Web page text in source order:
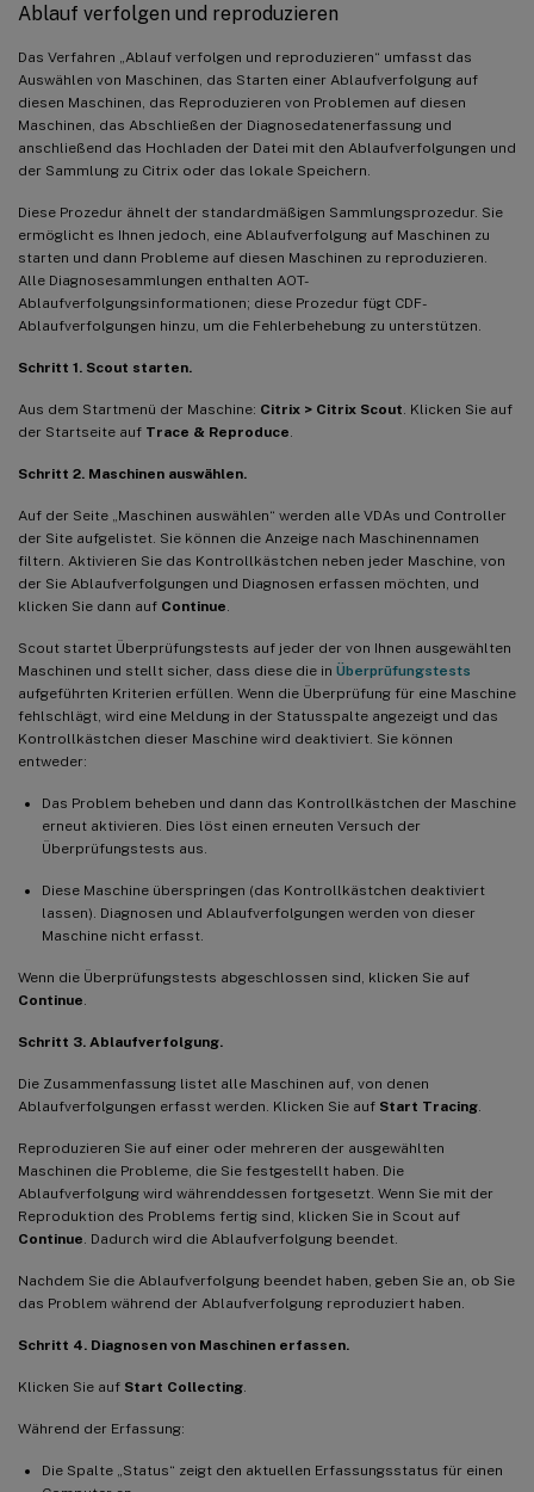
Ablauf verfolgen und reproduzieren
Das Verfahren „Ablauf verfolgen und reproduzieren“ umfasst das
Auswählen von Maschinen, das Starten einer Ablaufverfolgung auf
diesen Maschinen, das Reproduzieren von Problemen auf diesen
Maschinen, das Abschließen der Diagnosedatenerfassung und
anschließend das Hochladen der Datei mit den Ablaufverfolgungen und
der Sammlung zu Citrix oder das lokale Speichern.
Diese Prozedur ähnelt der standardmäßigen Sammlungsprozedur. Sie
ermöglicht es Ihnen jedoch, eine Ablaufverfolgung auf Maschinen zu
starten und dann Probleme auf diesen Maschinen zu reproduzieren.
Alle Diagnosesammlungen enthalten AOT-
Ablaufverfolgungsinformationen; diese Prozedur fügt CDF-
Ablaufverfolgungen hinzu, um die Fehlerbehebung zu unterstützen.
Schritt 1. Scout starten.
Aus dem Startmenü der Maschine: Citrix > Citrix Scout . Klicken Sie auf
der Startseite auf Trace & Reproduce
Schritt 2. Maschinen auswählen.
Auf der Seite „Maschinen auswählen“ werden alle VDAs und Controller
der Site aufgelistet. Sie können die Anzeige nach Maschinennamen
filtern. Aktivieren Sie das Kontrollkästchen neben jeder Maschine, von
der Sie Ablaufverfolgungen und Diagnosen erfassen möchten, und
klicken Sie dann auf Continue
Scout startet Überprüfungstests auf jeder der von Ihnen ausgewählten
Maschinen und stellt sicher, dass diese die in Überprüfungstests
aufgeführten Kriterien erfüllen. Wenn die Überprüfung für eine Maschine
fehlschlägt, wird eine Meldung in der Statusspalte angezeigt und das
Kontrollkästchen dieser Maschine wird deaktiviert. Sie können
entweder:
Das Problem beheben und dann das Kontrollkästchen der Maschine
erneut aktivieren. Dies löst einen erneuten Versuch der
Überprüfungstests aus.
Diese Maschine überspringen (das Kontrollkästchen deaktiviert
lassen). Diagnosen und Ablaufverfolgungen werden von dieser
Maschine nicht erfasst.
Wenn die Überprüfungstests abgeschlossen sind, klicken Sie auf
Continue
Schritt 3. Ablaufverfolgung.
Die Zusammenfassung listet alle Maschinen auf, von denen
Ablaufverfolgungen erfasst werden. Klicken Sie auf Start Tracing
Reproduzieren Sie auf einer oder mehreren der ausgewählten
Maschinen die Probleme, die Sie festgestellt haben. Die
Ablaufverfolgung wird währenddessen fortgesetzt. Wenn Sie mit der
Reproduktion des Problems fertig sind, klicken Sie in Scout auf
Continue . Dadurch wird die Ablaufverfolgung beendet.
Nachdem Sie die Ablaufverfolgung beendet haben, geben Sie an, ob Sie
das Problem während der Ablaufverfolgung reproduziert haben.
Schritt 4. Diagnosen von Maschinen erfassen.
Klicken Sie auf Start Collecting
Während der Erfassung:
Die Spalte „Status“ zeigt den aktuellen Erfassungsstatus für einen